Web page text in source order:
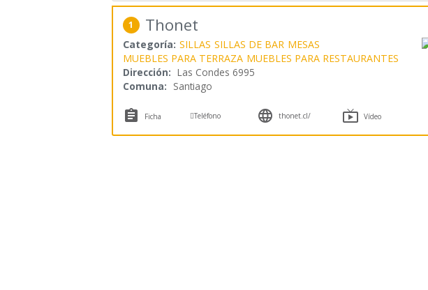
1 Thonet
Categoría: SILLAS SILLAS DE BAR MESAS
MUEBLES PARA TERRAZA MUEBLES PARA RESTAURANTES
Dirección: Las Condes 6995
Comuna: Santiago
 Ficha Teléfono  thonet.cl/  Vídeo